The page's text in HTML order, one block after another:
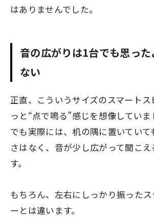
はありませんでした。
音の広がりは1台でも思っ
ない
正直、こういうサイズのスマートス
っと“点で鳴る”感じを想像していま
でも実際には、机の隅に置いていて
さはなく、音が少し広がって聞こえ
す。
もちろん、左右にしっかり振った
ーとは違います。